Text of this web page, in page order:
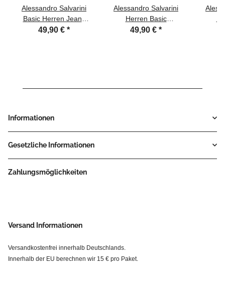
Alessandro Salvarini
Basic Herren Jeans
Grades Bein Mittelblau
49,90 € *
Alessandro Salvarini
Herren Basic
Jeanshose Mittelblau
49,90 € *
Informationen
Gesetzliche Informationen
Zahlungsmöglichkeiten
Versand Informationen
Versandkostenfrei innerhalb Deutschlands.
Innerhalb der EU berechnen wir 15 € pro Paket.